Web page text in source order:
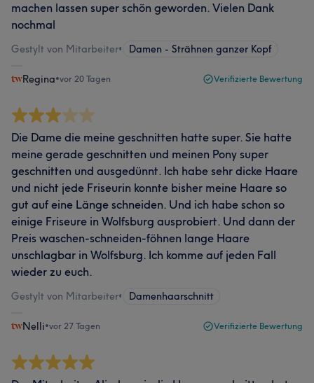
machen lassen super schön geworden. Vielen Dank
nochmal
Gestylt von Mitarbeiter• Damen - Strähnen ganzer Kopf
Regina•vor 20 Tagen Verifizierte Bewertung
Die Dame die meine geschnitten hatte super. Sie hatte
meine gerade geschnitten und meinen Pony super
geschnitten und ausgedünnt. Ich habe sehr dicke Haare
und nicht jede Friseurin konnte bisher meine Haare so
gut auf eine Länge schneiden. Und ich habe schon so
einige Friseure in Wolfsburg ausprobiert. Und dann der
Preis waschen-schneiden-föhnen lange Haare
unschlagbar in Wolfsburg. Ich komme auf jeden Fall
wieder zu euch.
Gestylt von Mitarbeiter• Damenhaarschnitt
Nelli•vor 27 Tagen Verifizierte Bewertung